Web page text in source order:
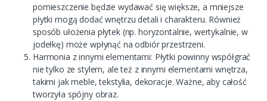
pomieszczenie będzie wydawać się większe, a mniejsze
płytki mogą dodać wnętrzu detali i charakteru. Również
sposób ułożenia płytek (np. horyzontalnie, wertykalnie, w
jodełkę) może wpłynąć na odbiór przestrzeni.
Harmonia z innymi elementami: Płytki powinny współgrać
nie tylko ze stylem, ale też z innymi elementami wnętrza,
takimi jak meble, tekstylia, dekoracje. Ważne, aby całość
tworzyła spójny obraz.